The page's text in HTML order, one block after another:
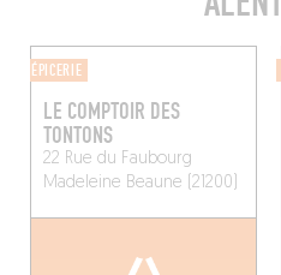
ÉPICERIE
LE COMPTOIR DES
TONTONS
22 Rue du Faubourg
Madeleine Beaune (21200)